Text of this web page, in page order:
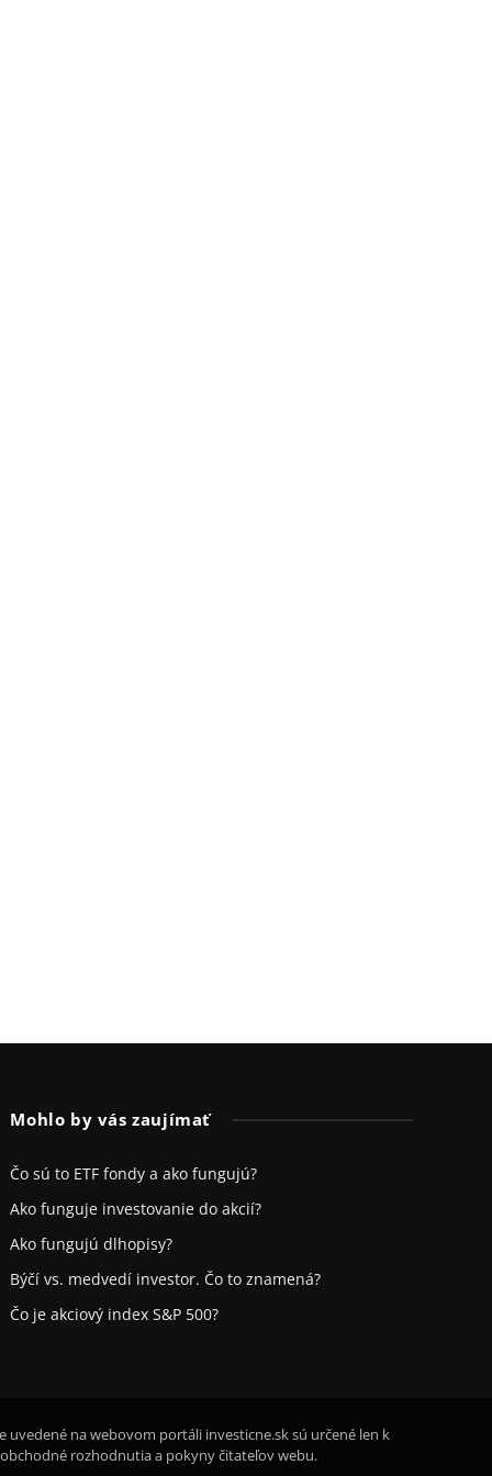
Mohlo by vás zaujímať
Čo sú to ETF fondy a ako fungujú?
Ako funguje investovanie do akcií?
Ako fungujú dlhopisy?
Býčí vs. medvedí investor. Čo to znamená?
Čo je akciový index S&P 500?
na webovom portáli investicne.sk sú určené len k
rozhodnutia a pokyny čitateľov webu.